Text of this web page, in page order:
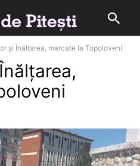
și Înălțarea, marcate la Topoloveni